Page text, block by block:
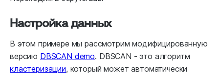
Настройка данных
В этом примере мы рассмотрим модифицированную
версию DBSCAN demo. DBSCAN - это алгоритм
кластеризации, который может автоматически